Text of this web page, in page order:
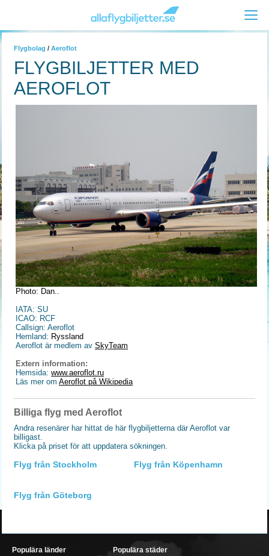
Flygbolag / Aeroflot
FLYGBILJETTER MED
AEROFLOT
Photo: Dan..
IATA: SU
ICAO: RCF
Callsign: Aeroflot
Hemland: Ryssland
Aeroflot är medlem av SkyTeam
Extern information:
Hemsida: www.aeroflot.ru
Läs mer om Aeroflot på Wikipedia
Billiga flyg med Aeroflot
Andra resenärer har hittat de här flygbiljetterna där Aeroflot var
billigast.
Klicka på priset för att uppdatera sökningen.
Flyg från Stockholm Flyg från Köpenhamn
Flyg från Göteborg
Populära länder
Populära städer